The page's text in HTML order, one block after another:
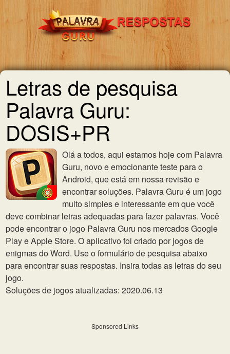
Letras de pesquisa
Palavra Guru:
DOSIS+PR
Olá a todos, aqui estamos hoje com Palavra
Guru, novo e emocionante teste para o
Android, que está em nossa revisão e
encontrar soluções. Palavra Guru é um jogo
muito simples e interessante em que você
deve combinar letras adequadas para fazer palavras. Você
pode encontrar o jogo Palavra Guru nos mercados Google
Play e Apple Store. O aplicativo foi criado por jogos de
enigmas do Word. Use o formulário de pesquisa abaixo
para encontrar suas respostas. Insira todas as letras do seu
jogo.
Soluções de jogos atualizadas: 2020.06.13
Sponsored Links